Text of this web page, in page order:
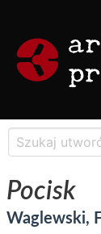
Pocisk
Waglewski,